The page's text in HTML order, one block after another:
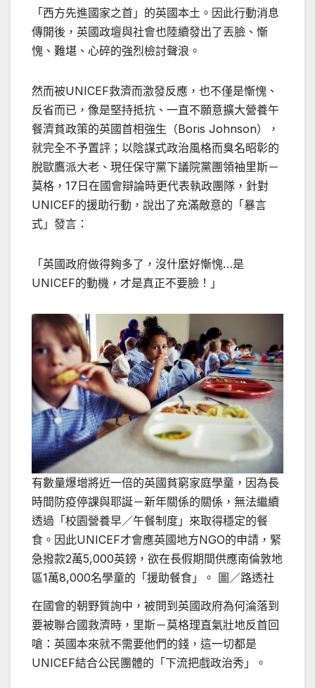
「西方先進國家之首」的英國本土。因此行動消息
傳開後，英國政壇與社會也陸續發出了丟臉、慚
愧、難堪、心碎的強烈檢討聲浪。
然而被UNICEF救濟而激發反應，也不僅是慚愧、
反省而已，像是堅持抵抗、一直不願意擴大營養午
餐濟貧政策的英國首相強生（Boris Johnson），
就完全不予置評；以陰謀式政治風格而臭名昭彰的
脫歐鷹派大老、現任保守黨下議院黨團領袖里斯－
莫格，17日在國會辯論時更代表執政團隊，針對
UNICEF的援助行動，說出了充滿敵意的「暴言
式」發言：
「英國政府做得夠多了，沒什麼好慚愧…是
UNICEF的動機，才是真正不要臉！」
有數量爆增將近一倍的英國貧窮家庭學童，因為長
時間防疫停課與耶誕－新年關係的關係，無法繼續
透過「校園營養早／午餐制度」來取得穩定的餐
食。因此UNICEF才會應英國地方NGO的申請，緊
急撥款2萬5,000英鎊，欲在長假期間供應南倫敦地
區1萬8,000名學童的「援助餐食」。 圖／路透社
在國會的朝野質詢中，被問到英國政府為何淪落到
要被聯合國救濟時，里斯－莫格理直氣壯地反首回
嗆：英國本來就不需要他們的錢，這一切都是
UNICEF結合公民團體的「下流把戲政治秀」。